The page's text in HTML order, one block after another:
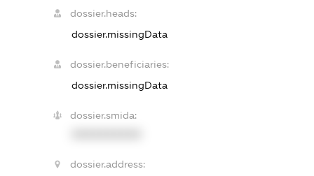
dossier.heads:
dossier.missingData
dossier.beneficiaries:
dossier.missingData
dossier.smida:
dossier.address: